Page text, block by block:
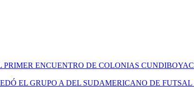
PRIMER ENCUENTRO DE COLONIAS
EL GRUPO A DEL SUDAMERICANO DE FUTSAL